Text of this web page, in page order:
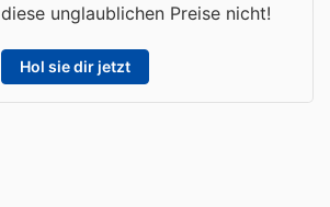
diese unglaublichen Preise nicht!
Hol sie dir jetzt